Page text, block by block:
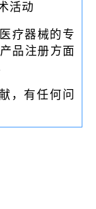
活动
疗器械的专
品注册方面
，有任何问